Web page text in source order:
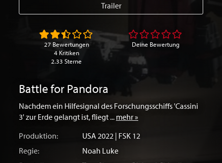
Battle for Pandora
Nachdem ein Hilfesignal des Forschungsschiffs 'Cassini
3' zur Erde gelangt ist, fliegt ... mehr »
Produktion:
USA 2022 | FSK 12
Regie:
Noah Luke
Trailer
27 Bewertungen
4 Kritiken
2.33 Sterne
Deine Bewertung